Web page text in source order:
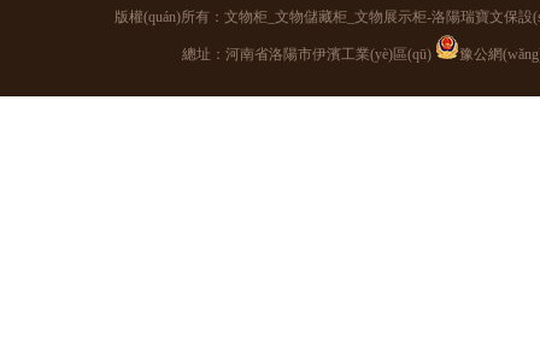
版權(quán)所有：文物柜_文物儲藏柜_文物展示柜-洛陽瑞寶文保
總址：河南省洛陽市伊濱工業(yè)區(qū) 豫公網